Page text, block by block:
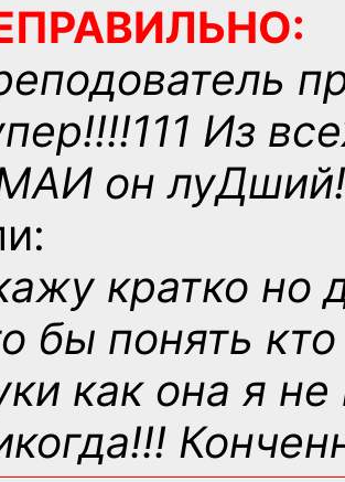
Из
он
кратко но
бы понять
как она я не